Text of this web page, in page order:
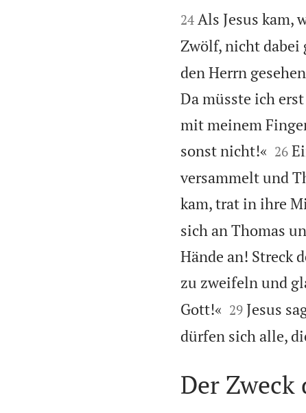


24 Als Jesus kam,
Zwölf, nicht dabei
den Herrn
Da müsste ich
mit meinem
sonst nicht!«
26
versammelt und
kam, trat in ihre
sich an Thomas
Hände an! Streck
zu zweifeln und
Gott!«
29 Jesus
dürfen sich alle,
Der Zweck